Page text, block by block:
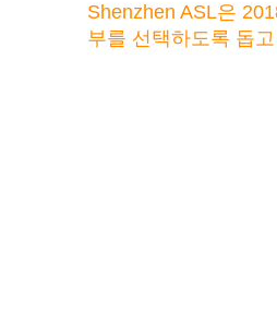
Shenzhen ASL은
부를 선택하도록 돕